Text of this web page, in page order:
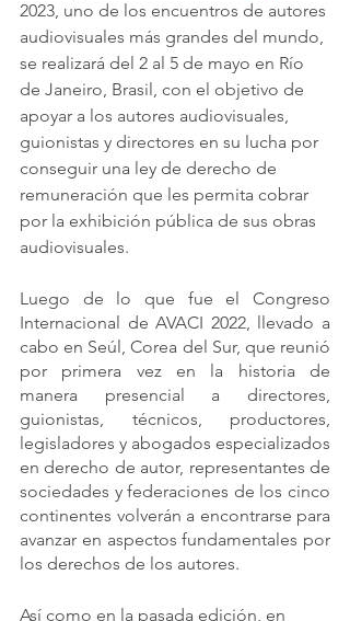
2023, uno de los encuentros de autores
audiovisuales más grandes del mundo,
se realizará del 2 al 5 de mayo en Río
de Janeiro, Brasil, con el objetivo de
apoyar a los autores audiovisuales,
guionistas y directores en su lucha por
conseguir una ley de derecho de
remuneración que les permita cobrar
por la exhibición pública de sus obras
audiovisuales.
Luego de lo que fue el Congreso
Internacional de AVACI 2022, llevado a
cabo en Seúl, Corea del Sur, que reunió
por primera vez en la historia de
manera presencial a directores,
guionistas, técnicos, productores,
legisladores y abogados especializados
en derecho de autor, representantes de
sociedades y federaciones de los cinco
continentes volverán a encontrarse para
avanzar en aspectos fundamentales por
los derechos de los autores.
Así como en la pasada edición, en